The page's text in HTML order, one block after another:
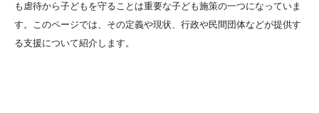
も虐待から子どもを守ることは重要な子ども施策の一つになっていま
す。このページでは、その定義や現状、行政や民間団体などが提供す
る支援について紹介します。